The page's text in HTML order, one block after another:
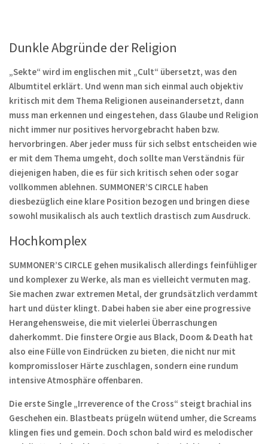
Dunkle Abgründe der Religion
„Sekte“ wird im englischen mit „Cult“ übersetzt, was den
Albumtitel erklärt. Und wenn man sich einmal auch objektiv
kritisch mit dem Thema Religionen auseinandersetzt, dann
muss man erkennen und eingestehen, dass Glaube und Religion
nicht immer nur positives hervorgebracht haben bzw.
hervorbringen. Aber jeder muss für sich selbst entscheiden wie
er mit dem Thema umgeht, doch sollte man Verständnis für
diejenigen haben, die es für sich kritisch sehen oder sogar
vollkommen ablehnen. SUMMONER’S CIRCLE haben
diesbezüglich eine klare Position bezogen und bringen diese
sowohl musikalisch als auch textlich drastisch zum Ausdruck.
Hochkomplex
SUMMONER’S CIRCLE gehen musikalisch allerdings feinfühliger
und komplexer zu Werke, als man es vielleicht vermuten mag.
Sie machen zwar extremen Metal, der grundsätzlich verdammt
hart und düster klingt. Dabei haben sie aber eine progressive
Herangehensweise, die mit vielerlei Überraschungen
daherkommt. Die finstere Orgie aus Black, Doom & Death hat
also eine Fülle von Eindrücken zu bieten, die nicht nur mit
kompromissloser Härte zuschlagen, sondern eine rundum
intensive Atmosphäre offenbaren.
Die erste Single „Irreverence of the Cross“ steigt brachial ins
Geschehen ein. Blastbeats prügeln wütend umher, die Screams
klingen fies und gemein. Doch schon bald wird es melodischer